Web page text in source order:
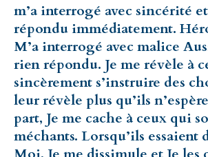
m’a interrogé avec sincérité
répondu immédiatement.
M’a interrogé avec malice
rien répondu. Je me révèle à
sincèrement s’instruire des
leur révèle plus qu’ils
part, Je me cache à ceux qui
méchants. Lorsqu’ils essaient